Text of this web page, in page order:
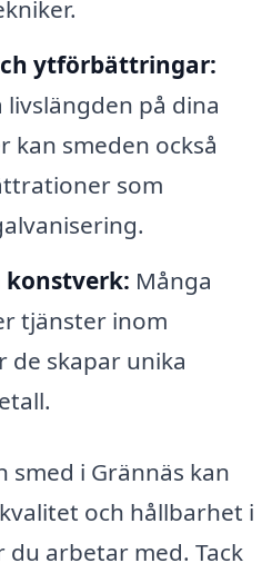
ytförbättringar:
på dina
smeden också
som
konstverk: Många
tjänster inom
de skapar unika
smed i Grännäs kan
och hållbarhet i
arbetar med. Tack